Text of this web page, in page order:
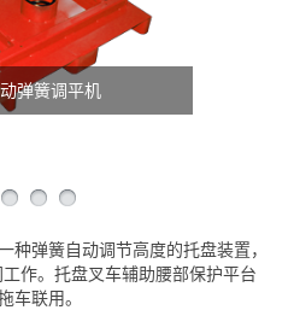
弹簧调平机
部，用于订单拣选
或空气的情况下调节
安全，更轻松
种弹簧自动调节高度的托盘装置，
作。托盘叉车辅助腰部保护平台
车联用。